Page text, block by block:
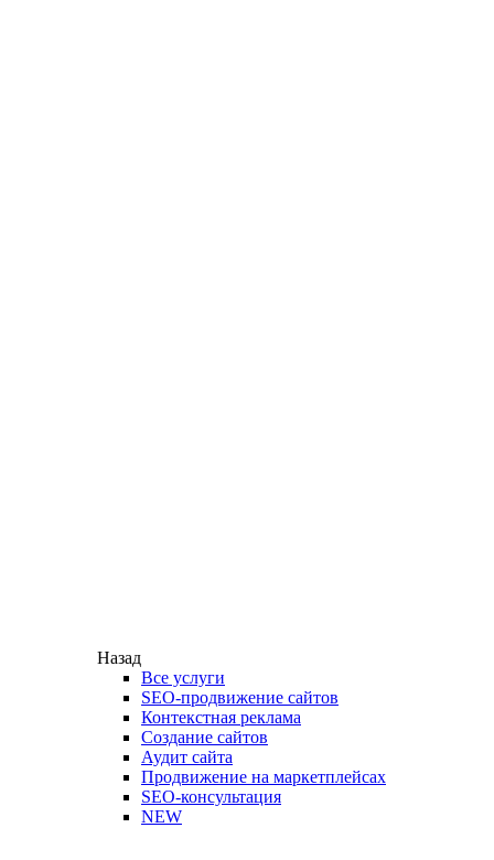
Назад
Все услуги
SEO-продвижение сайтов
Контекстная реклама
Создание сайтов
Аудит сайта
Продвижение на маркетплейсах
SEO-консультация
NEW